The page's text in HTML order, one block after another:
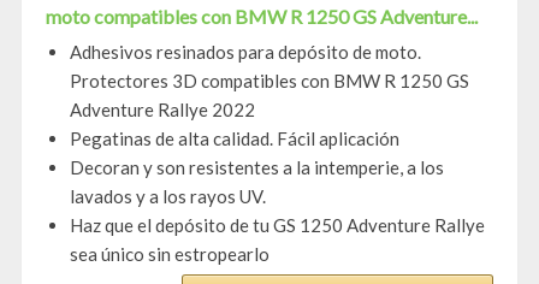
moto compatibles con BMW R 1250 GS Adventure...
Adhesivos resinados para depósito de moto.
Protectores 3D compatibles con BMW R 1250 GS
Adventure Rallye 2022
Pegatinas de alta calidad. Fácil aplicación
Decoran y son resistentes a la intemperie, a los
lavados y a los rayos UV.
Haz que el depósito de tu GS 1250 Adventure Rallye
sea único sin estropearlo